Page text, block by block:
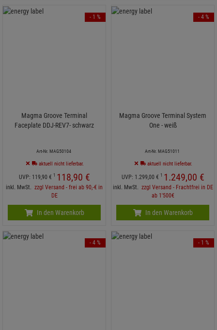
Magma Groove Terminal
Faceplate DDJ-REV7- schwarz
Art-Nr. MAG50104
aktuell nicht lieferbar.
UVP: 119, 90 € 1 118,90 €
inkl. MwSt. zzgl Versand - frei ab 90,-€ in
DE
- 1 %
In den Warenkorb
Magma Groove Terminal System
One - weiß
Art-Nr. MAG51011
aktuell nicht lieferbar.
UVP: 1.299, 00 € 1 1.249,00 €
inkl. MwSt. zzgl Versand - Frachtfrei in DE
ab 1'500€
- 4 %
In den Warenkorb
- 4 % - 1 %